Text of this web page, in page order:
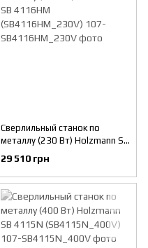
Сверлильный станок по
металлу (230 Вт) Holzmann SB
4116HM (SB4116HM_230V)
29 510 грн